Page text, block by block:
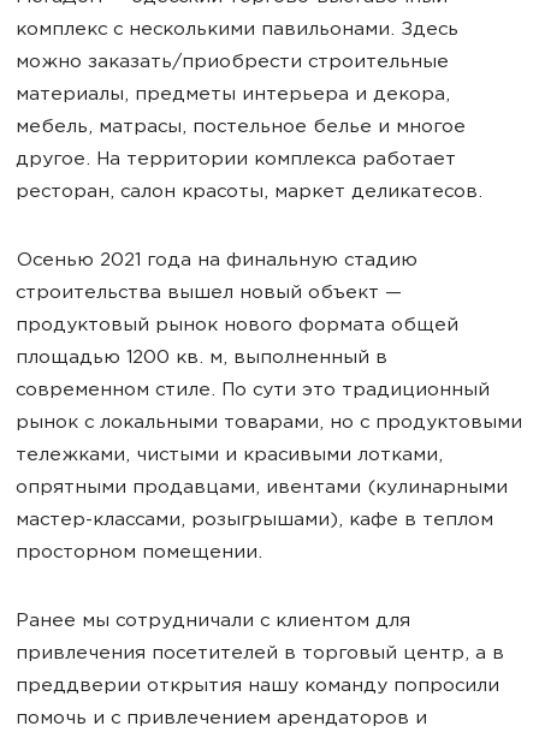
комплекс с несколькими павильонами. Здесь
можно заказать/приобрести строительные
материалы, предметы интерьера и декора,
мебель, матрасы, постельное белье и многое
другое. На территории комплекса работает
ресторан, салон красоты, маркет деликатесов.
Осенью 2021 года на финальную стадию
строительства вышел новый объект —
продуктовый рынок нового формата общей
площадью 1200 кв. м, выполненный в
современном стиле. По сути это традиционный
рынок с локальными товарами, но с продуктовыми
тележками, чистыми и красивыми лотками,
опрятными продавцами, ивентами (кулинарными
мастер-классами, розыгрышами), кафе в теплом
просторном помещении.
Ранее мы сотрудничали с клиентом для
привлечения посетителей в торговый центр, а в
преддверии открытия нашу команду попросили
помочь и с привлечением арендаторов и